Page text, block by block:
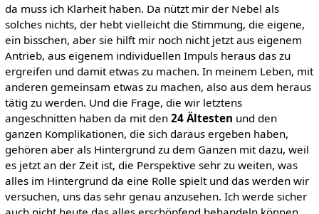
da muss ich Klarheit haben. Da nützt mir der Nebel als
solches nichts, der hebt vielleicht die Stimmung, die eigene,
ein bisschen, aber sie hilft mir noch nicht jetzt aus eigenem
Antrieb, aus eigenem individuellen Impuls heraus das zu
ergreifen und damit etwas zu machen. In meinem Leben, mit
anderen gemeinsam etwas zu machen, also aus dem heraus
tätig zu werden. Und die Frage, die wir letztens
angeschnitten haben da mit den 24 Ältesten und den
ganzen Komplikationen, die sich daraus ergeben haben,
gehören aber als Hintergrund zu dem Ganzen mit dazu, weil
es jetzt an der Zeit ist, die Perspektive sehr zu weiten, was
alles im Hintergrund da eine Rolle spielt und das werden wir
versuchen, uns das sehr genau anzusehen. Ich werde sicher